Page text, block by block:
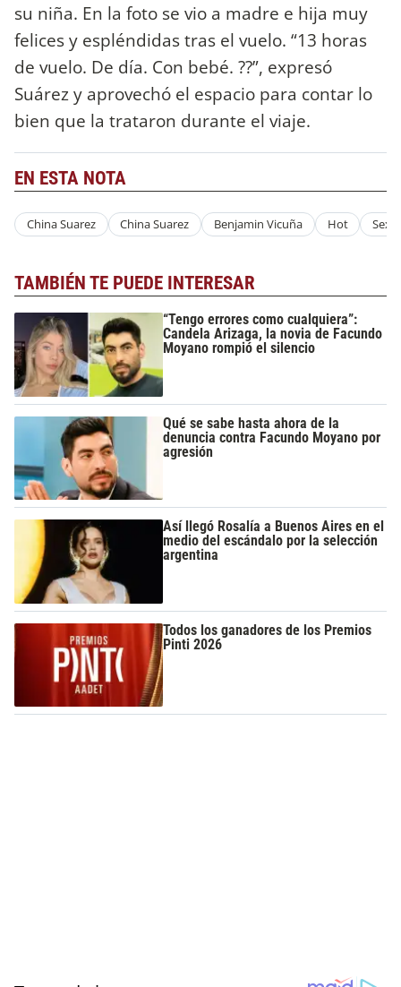
su niña. En la foto se vio a madre e hija muy
felices y espléndidas tras el vuelo. “13 horas
de vuelo. De día. Con bebé. ??”, expresó
Suárez y aprovechó el espacio para contar lo
bien que la trataron durante el viaje.
EN ESTA NOTA
China Suarez China Suarez Benjamin Vicuña Hot Sexy
TAMBIÉN TE PUEDE INTERESAR
“Tengo errores como cualquiera”:
Candela Arizaga, la novia de Facundo
Moyano rompió el silencio
Qué se sabe hasta ahora de la
denuncia contra Facundo Moyano por
agresión
Así llegó Rosalía a Buenos Aires en el
medio del escándalo por la selección
argentina
Todos los ganadores de los Premios
Pinti 2026